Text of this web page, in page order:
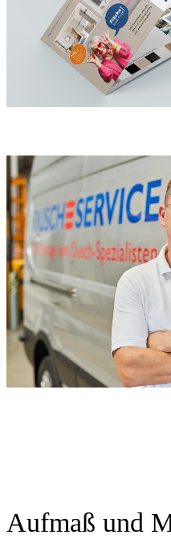
Aufmaß und